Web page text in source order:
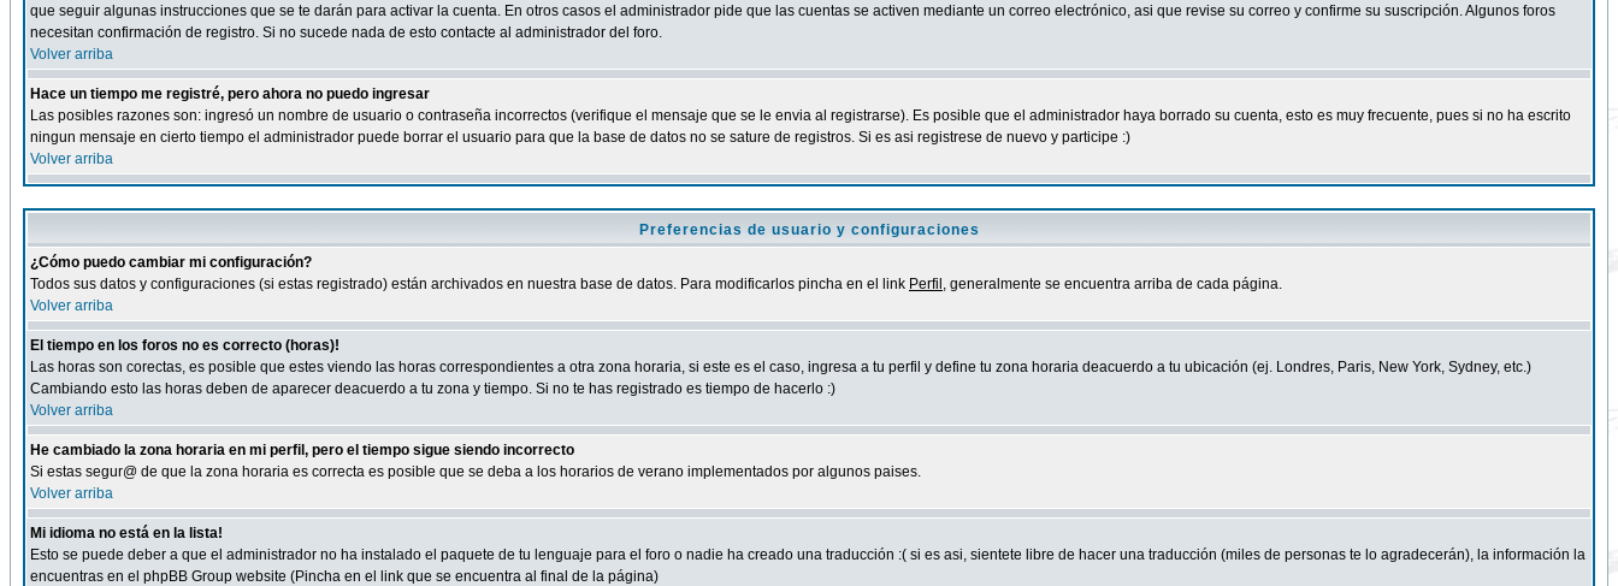
que seguir algunas instrucciones que se te darán para activar la cuenta. En otros casos el administrador pide que las cuentas se activen mediante un correo electrónico, asi que revise su correo y confirme su suscripción. Algunos foros
necesitan confirmación de registro. Si no sucede nada de esto contacte al administrador del foro.
Volver arriba
Hace un tiempo me registré, pero ahora no puedo ingresar
Las posibles razones son: ingresó un nombre de usuario o contraseña incorrectos (verifique el mensaje que se le envia al registrarse). Es posible que el administrador haya borrado su cuenta, esto es muy frecuente, pues si no ha escrito
ningun mensaje en cierto tiempo el administrador puede borrar el usuario para que la base de datos no se sature de registros. Si es asi registrese de nuevo y participe :)
Volver arriba
Preferencias de usuario y configuraciones
¿Cómo puedo cambiar mi configuración?
Todos sus datos y configuraciones (si estas registrado) están archivados en nuestra base de datos. Para modificarlos pincha en el link Perfil , generalmente se encuentra arriba de cada página.
Volver arriba
El tiempo en los foros no es correcto (horas)!
Las horas son corectas, es posible que estes viendo las horas correspondientes a otra zona horaria, si este es el caso, ingresa a tu perfil y define tu zona horaria deacuerdo a tu ubicación (ej. Londres, Paris, New York, Sydney, etc.)
Cambiando esto las horas deben de aparecer deacuerdo a tu zona y tiempo. Si no te has registrado es tiempo de hacerlo :)
Volver arriba
He cambiado la zona horaria en mi perfil, pero el tiempo sigue siendo incorrecto
Si estas segur@ de que la zona horaria es correcta es posible que se deba a los horarios de verano implementados por algunos paises.
Volver arriba
Mi idioma no está en la lista!
Esto se puede deber a que el administrador no ha instalado el paquete de tu lenguaje para el foro o nadie ha creado una traducción :( si es asi, sientete libre de hacer una traducción (miles de personas te lo agradecerán), la información la
encuentras en el phpBB Group website (Pincha en el link que se encuentra al final de la página)